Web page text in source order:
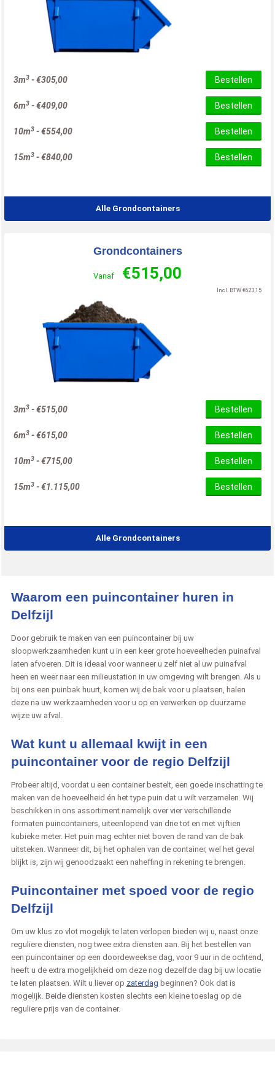
3m3 -€305,00 Bestellen
6m3 -€409,00 Bestellen
10m3 -€554,00 Bestellen
15m3 -€840,00 Bestellen
Alle Grondcontainers
Grondcontainers
Vanaf €515,00
Incl. BTW €623,15
3m3 -€515,00 Bestellen
6m3 -€615,00 Bestellen
10m3 -€715,00 Bestellen
15m3 -€1.115,00 Bestellen
Alle Grondcontainers
Waarom een puincontainer huren in
Delfzijl
Door gebruik te maken van een puincontainer bij uw
sloopwerkzaamheden kunt u in een keer grote hoeveelheden puinafval
laten afvoeren. Dit is ideaal voor wanneer u zelf niet al uw puinafval
heen en weer naar een milieustation in uw omgeving wilt brengen. Als u
bij ons een puinbak huurt, komen wij de bak voor u plaatsen, halen
deze na uw werkzaamheden voor u op en verwerken op duurzame
wijze uw afval.
Wat kunt u allemaal kwijt in een
puincontainer voor de regio Delfzijl
Probeer altijd, voordat u een container bestelt, een goede inschatting te
maken van de hoeveelheid én het type puin dat u wilt verzamelen. Wij
beschikken in ons assortiment namelijk over vier verschillende
formaten puincontainers, uiteenlopend van drie tot en met vijftien
kubieke meter. Het puin mag echter niet boven de rand van de bak
uitsteken. Wanneer dit, bij het ophalen van de container, wel het geval
blijkt is, zijn wij genoodzaakt een naheffing in rekening te brengen.
Puincontainer met spoed voor de regio
Delfzijl
Om uw klus zo vlot mogelijk te laten verlopen bieden wij u, naast onze
reguliere diensten, nog twee extra diensten aan. Bij het bestellen van
een puincontainer op een doordeweekse dag, voor 9 uur in de ochtend,
heeft u de extra mogelijkheid om deze nog dezelfde dag bij uw locatie
te laten plaatsen. Wilt u liever op zaterdag beginnen? Ook dat is
mogelijk. Beide diensten kosten slechts een kleine toeslag op de
reguliere prijs van de container.